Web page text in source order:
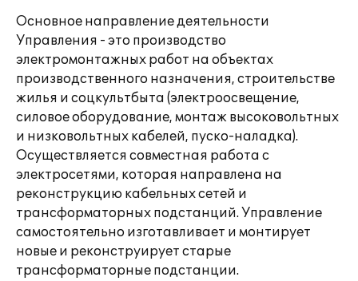
Основное направление деятельности
Управления - это производство
электромонтажных работ на объектах
производственного назначения, строительстве
жилья и соцкультбыта (электроосвещение,
силовое оборудование, монтаж высоковольтных
и низковольтных кабелей, пуско-наладка).
Осуществляется совместная работа с
электросетями, которая направлена на
реконструкцию кабельных сетей и
трансформаторных подстанций. Управление
самостоятельно изготавливает и монтирует
новые и реконструирует старые
трансформаторные подстанции.